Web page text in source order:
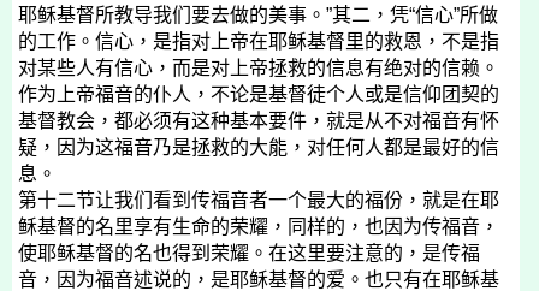
耶稣基督所教导我们要去做的美事。”其二，凭“信心”所做
的工作。信心，是指对上帝在耶稣基督里的救恩，不是指
对某些人有信心，而是对上帝拯救的信息有绝对的信赖。
作为上帝福音的仆人，不论是基督徒个人或是信仰团契的
基督教会，都必须有这种基本要件，就是从不对福音有怀
疑，因为这福音乃是拯救的大能，对任何人都是最好的信
息。
第十二节让我们看到传福音者一个最大的福份，就是在耶
稣基督的名里享有生命的荣耀，同样的，也因为传福音，
使耶稣基督的名也得到荣耀。在这里要注意的，是传福
音，因为福音述说的，是耶稣基督的爱。也只有在耶稣基